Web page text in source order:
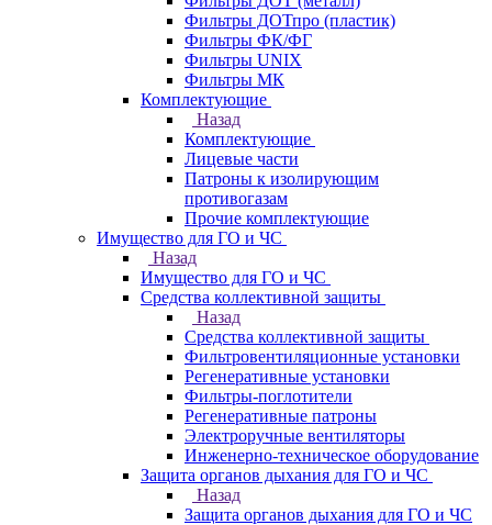
Фильтры ДОТпро (пластик)
Фильтры ФК/ФГ
Фильтры UNIX
Фильтры МК
Комплектующие
Назад
Комплектующие
Лицевые части
Патроны к изолирующим
противогазам
Прочие комплектующие
Имущество для ГО и ЧС
Назад
Имущество для ГО и ЧС
Средства коллективной защиты
Назад
Средства коллективной защиты
Фильтровентиляционные установки
Регенеративные установки
Фильтры-поглотители
Регенеративные патроны
Электроручные вентиляторы
Инженерно-техническое оборудование
Защита органов дыхания для ГО и ЧС
Назад
Защита органов дыхания для ГО и ЧС